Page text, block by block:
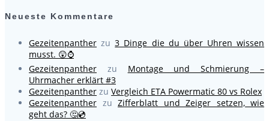
Neueste Kommentare
Gezeitenpanther zu3 Dinge die du über Uhren wissen
musst. 😲⌚
Gezeitenpanther zu Montage und Schmierung –
Uhrmacher erklärt #3
Gezeitenpanther zu Vergleich ETA Powermatic 80 vs Rolex
Gezeitenpanther zu Zifferblatt und Zeiger setzen, wie
geht das? 🤔💿